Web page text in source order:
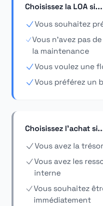
Choisissez la LOA si...
Vous souhaitez
Vous n'avez pas
la maintenance
Vous voulez une
Vous préférez un
Choisissez l'achat
Vous avez la
Vous avez les
interne
Vous souhaitez
immédiatement